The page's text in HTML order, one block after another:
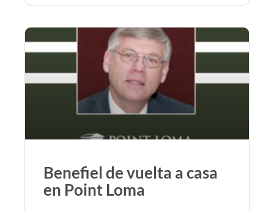
Benefiel de vuelta a casa
en Point Loma